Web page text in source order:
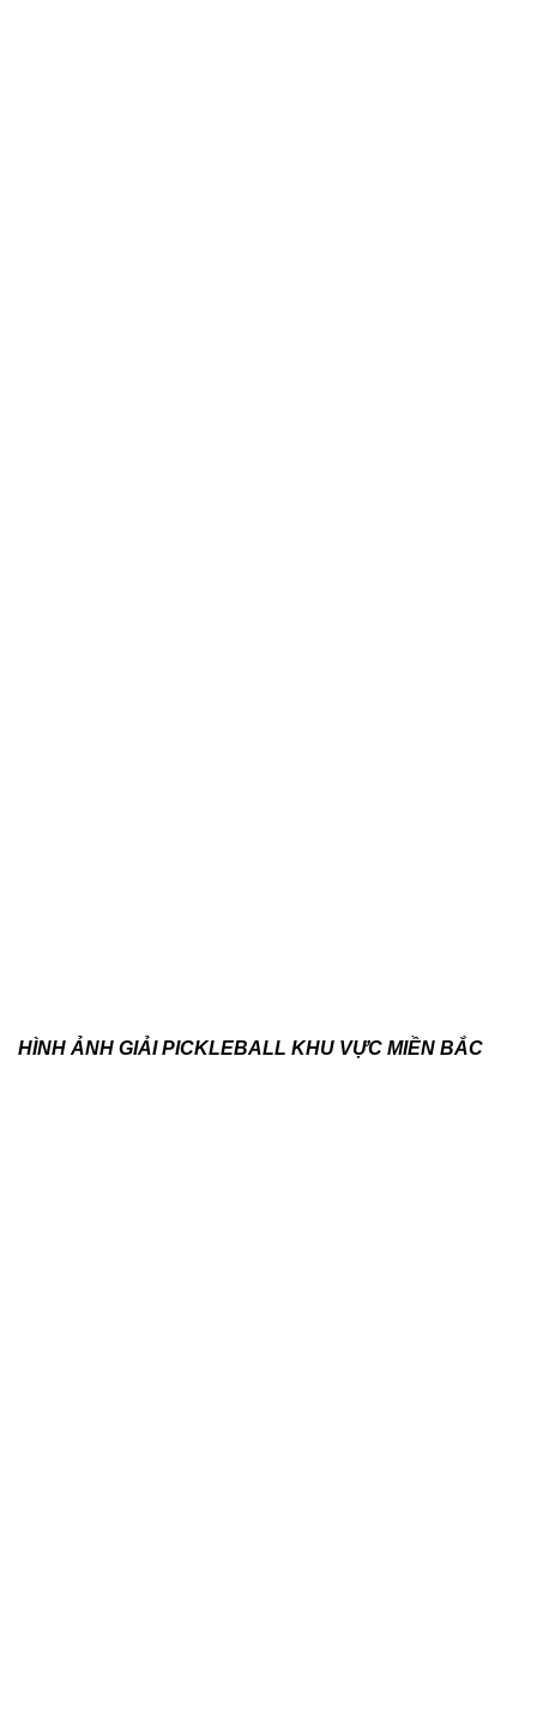
HÌNH ẢNH GIẢI PICKLEBALL KHU VỰC MIỀN BẮC